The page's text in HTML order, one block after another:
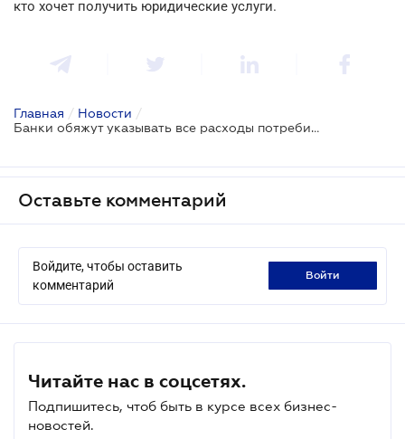
кто хочет получить юридические услуги.
Главная / Новости /
Банки обяжут указывать все расходы потребителя по кредиту
Оставьте комментарий
Войдите, чтобы оставить
комментарий
войти
Читайте нас в соцсетях.
Подпишитесь, чтоб быть в курсе всех бизнес-
новостей.